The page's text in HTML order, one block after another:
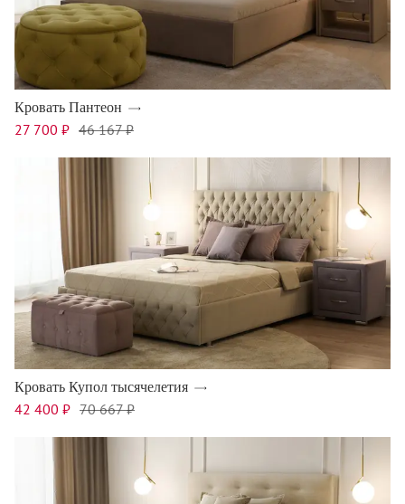
Кровать Пантеон
27 700 ₽ 46 167 ₽
Кровать Купол тысячелетия
42 400 ₽ 70 667 ₽